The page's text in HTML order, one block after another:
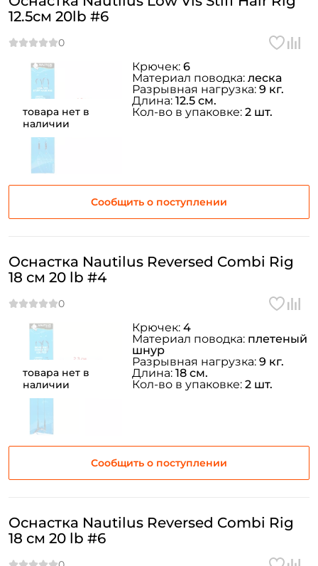
товара нет в
наличии
12.5см 20lb #6
Сообщить о поступлении
Крючек: 6
Материал поводка: леска
Разрывная нагрузка: 9 кг.
Длина: 12.5 см.
Кол-во в упаковке: 2 шт.
товара нет в
наличии
Оснастка Nautilus Reversed Combi Rig
18 см 20 lb #4
Сообщить о поступлении
Крючек: 4
Материал поводка: плетеный
шнур
Разрывная нагрузка: 9 кг.
Длина: 18 см.
Кол-во в упаковке: 2 шт.
Оснастка Nautilus Reversed Combi Rig
18 см 20 lb #6